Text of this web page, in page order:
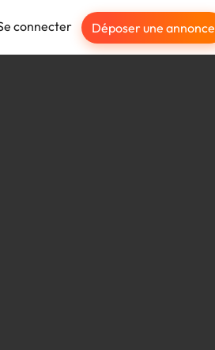
connecter Déposer une annonce